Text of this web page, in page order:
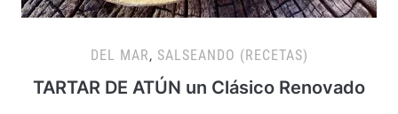
DEL MAR, SALSEANDO (RECETAS)
TARTAR DE ATÚN un Clásico Renovado